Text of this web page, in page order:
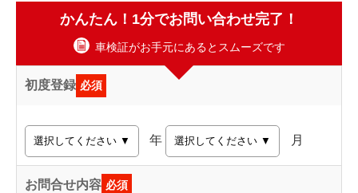
かんたん！1分でお問い合わせ完了！
車検証がお手元にあるとスムーズです
初度登録 必須
年 月
お問合せ内容 必須